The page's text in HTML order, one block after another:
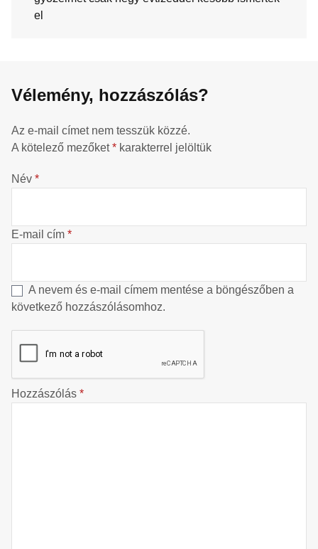
el
Vélemény, hozzászólás?
Az e-mail címet nem tesszük közzé.
A kötelező mezőket* karakterrel jelöltük
Név *
E-mail cím *
A nevem és e-mail címem mentése a böngészőben a
következő hozzászólásomhoz.
Hozzászólás *